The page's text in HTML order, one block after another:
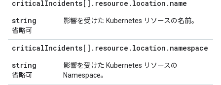
criticalIncidents[] . resource . location . name
string
省略可
影響を受けた Kubernetes リソースの名前。
criticalIncidents[] . resource . location . namespace
string
省略可
影響を受けた Kubernetes リソースの
Namespace。